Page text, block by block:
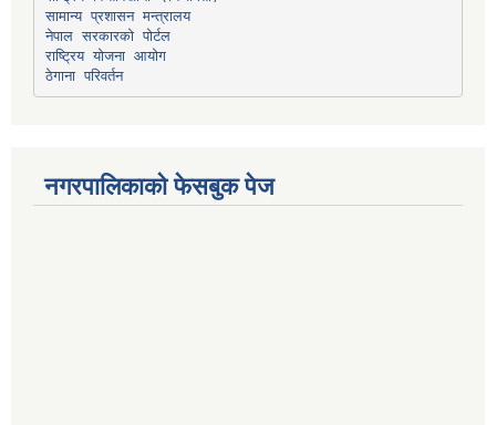
सामान्य प्रशासन मन्त्रालय
नेपाल सरकारको पोर्टल
राष्ट्रिय योजना आयोग
ठेगाना परिवर्तन
नगरपालिकाको फेसबुक पेज